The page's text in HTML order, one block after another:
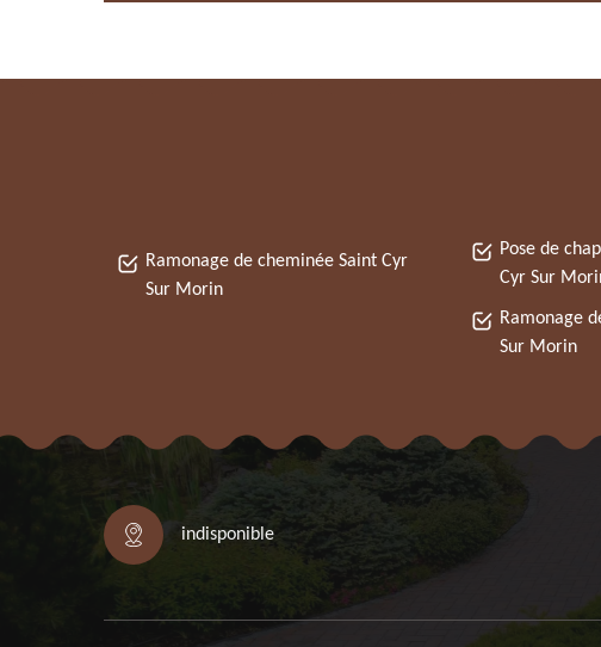
Ramonage de cheminée Saint Cyr
Sur Morin
Pose de
Cyr Sur
Ramonage
Sur Morin
indisponible